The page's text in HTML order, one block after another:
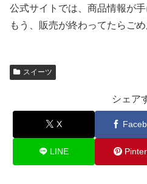
公式サイトでは、商品情報が
もう、販売が終わってたらごめ
スイーツ
シェア
X
LINE